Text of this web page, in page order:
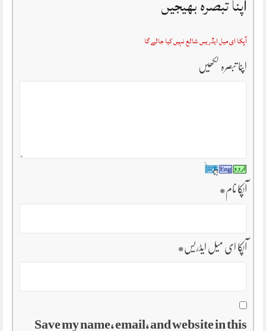
اپنا تبصرہ بھیجیں
آپکا ای میل ایڈریس شائع نہیں کیا جائے گا
اپنا تبصرہ لکھیں
آپکا نام*
آپکا ای میل ایڈریس*
Save my name, email, and website in this